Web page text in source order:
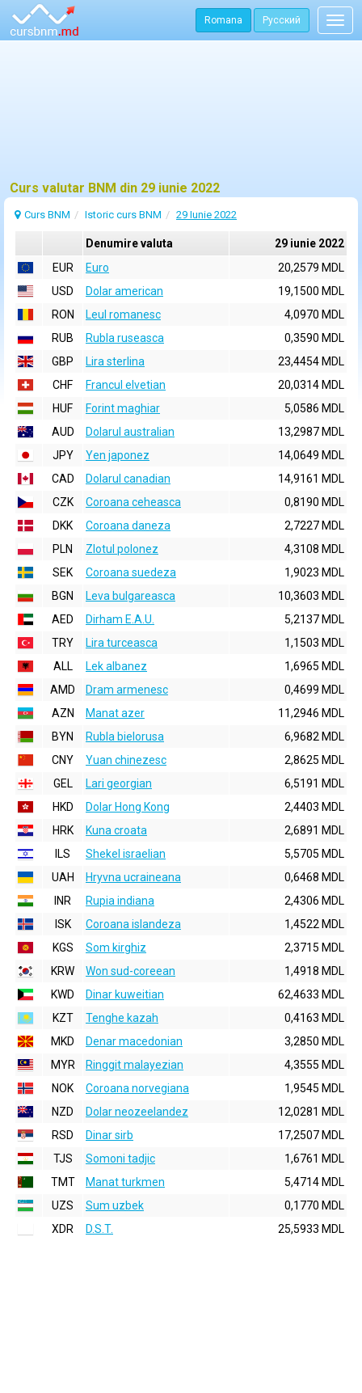
Romana Русский
Curs valutar BNM din 29 iunie 2022
Curs BNM Istoric curs BNM 29 Iunie 2022
Denumire valuta
29 iunie 2022
EUR
Euro
20,2579 MDL
USD
Dolar american
19,1500 MDL
RON
Leul romanesc
4,0970 MDL
RUB
Rubla ruseasca
0,3590 MDL
GBP
Lira sterlina
23,4454 MDL
CHF
Francul elvetian
20,0314 MDL
HUF
Forint maghiar
5,0586 MDL
AUD
Dolarul australian
13,2987 MDL
JPY
Yen japonez
14,0649 MDL
CAD
Dolarul canadian
14,9161 MDL
CZK
Coroana ceheasca
0,8190 MDL
DKK
Coroana daneza
2,7227 MDL
PLN
Zlotul polonez
4,3108 MDL
SEK
Coroana suedeza
1,9023 MDL
BGN
Leva bulgareasca
10,3603 MDL
AED
Dirham E.A.U.
5,2137 MDL
TRY
Lira turceasca
1,1503 MDL
ALL
Lek albanez
1,6965 MDL
AMD
Dram armenesc
0,4699 MDL
AZN
Manat azer
11,2946 MDL
BYN
Rubla bielorusa
6,9682 MDL
CNY
Yuan chinezesc
2,8625 MDL
GEL
Lari georgian
6,5191 MDL
HKD
Dolar Hong Kong
2,4403 MDL
HRK
Kuna croata
2,6891 MDL
ILS
Shekel israelian
5,5705 MDL
UAH
Hryvna ucraineana
0,6468 MDL
INR
Rupia indiana
2,4306 MDL
ISK
Coroana islandeza
1,4522 MDL
KGS
Som kirghiz
2,3715 MDL
KRW
Won sud-coreean
1,4918 MDL
KWD
Dinar kuweitian
62,4633 MDL
KZT
Tenghe kazah
0,4163 MDL
MKD
Denar macedonian
3,2850 MDL
MYR
Ringgit malayezian
4,3555 MDL
NOK
Coroana norvegiana
1,9545 MDL
NZD
Dolar neozeelandez
12,0281 MDL
RSD
Dinar sirb
17,2507 MDL
TJS
Somoni tadjic
1,6761 MDL
TMT
Manat turkmen
5,4714 MDL
UZS
Sum uzbek
0,1770 MDL
XDR
D.S.T. 25,5933 MDL